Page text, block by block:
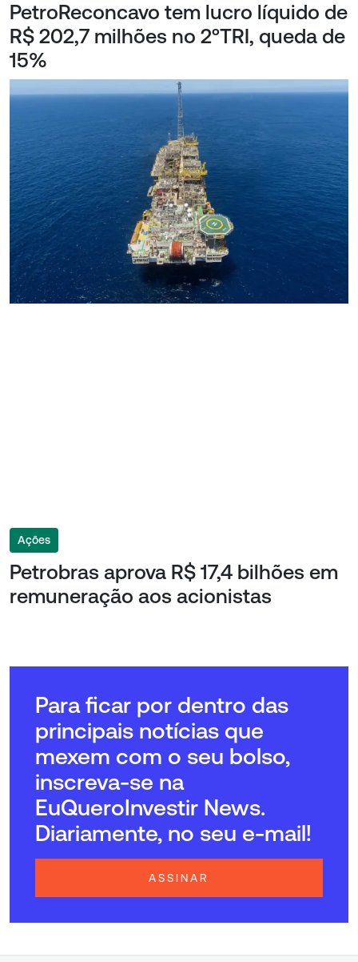
PetroReconcavo tem lucro líquido de
R$ 202,7 milhões no 2ºTRI, queda de
15%
Ações
Petrobras aprova R$ 17,4 bilhões em
remuneração aos acionistas
Para ficar por dentro das
principais notícias que
mexem com o seu bolso,
inscreva-se na
EuQueroInvestir News.
Diariamente, no seu e-mail!
ASSINAR